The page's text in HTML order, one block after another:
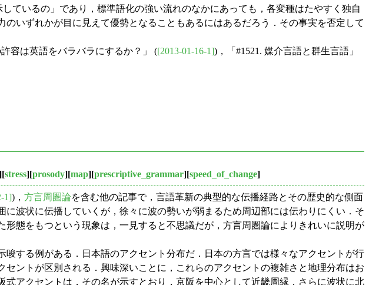
ているの」であり，標準語化の強い流れのなかにあっても，各変種はたやすく独自
いずれかが目に見えて優勢となることもあるにはあるだろう．その事実を否定して
容は英語をバラバラにするか？」 ([2013-01-16-1])，「#1521. 媒介言語と群生言語」
stress][prosody][map][prescriptive_grammar][speed_of_change]
1])， 方言周圏論を含む他の記事で，言語革新の典型的な伝播経路とその歴史的な側面
波状に伝播していくが，徐々に波の勢いが弱まるため周辺部には伝わりにくい．そ
態をもつという現象は，一見すると不思議だが，方言周圏論によりきれいに説明が
する例がある．日本語のアクセント分布だ．日本の方言では様々なアクセントが行
ントが区別される．興味深いことに，これらのアクセントの複雑さと地理分布はお
アクセントは，その名が示すとおり，京阪を中心として近畿周縁，さらに波状に北